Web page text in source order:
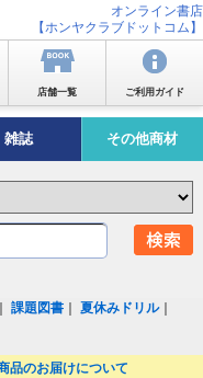
オンライン書店
【ホンヤクラブドットコム】
店舗一覧 ご利用ガイド
雑誌 その他商材
｜課題図書 ｜夏休みドリル｜
品のお届けについて